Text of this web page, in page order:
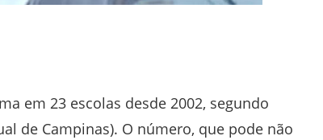
em 23 escolas desde 2002, segundo
de Campinas). O número, que pode não